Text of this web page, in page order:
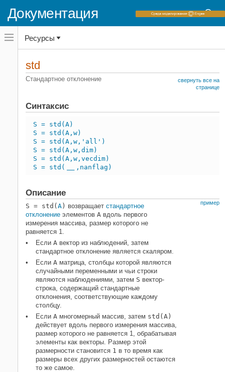
Документация
Переключатель
навигационного
меню
переключатель
навигационного
MATLAB
НА ЭТОЙ СТРАНИЦЕ
Синтаксис
Описание
Примеры
Расширенные возможности
Смотрите также
Ресурсы
std
Стандартное отклонение
свернуть все на
странице
Синтаксис
S = std(A)
S = std(A,w)
S = std(A,w,'all')
S = std(A,w,dim)
S = std(A,w,vecdim)
S = std(
,nanflag)
Описание
пример
S = std( A ) возвращает стандартное
отклонение элементов A вдоль первого
измерения массива, размер которого не
равняется 1.
Если A вектор из наблюдений, затем
стандартное отклонение является скаляром.
Если A матрица, столбцы которой являются
случайными переменными и чьи строки
являются наблюдениями, затем S вектор-
строка, содержащий стандартные
отклонения, соответствующие каждому
столбцу.
Если A многомерный массив, затем std(A)
действует вдоль первого измерения массива,
размер которого не равняется 1, обрабатывая
элементы как векторы. Размер этой
размерности становится 1 в то время как
размеры всех других размерностей остаются
то же самое.